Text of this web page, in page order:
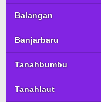
Balangan
Banjarbaru
Tanahbumbu
Tanahlaut